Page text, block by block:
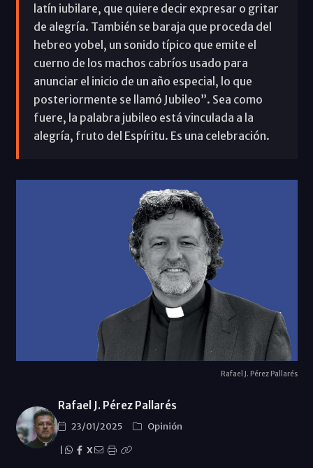
latín iubilare, que quiere decir expresar o gritar
de alegría. También se baraja que proceda del
hebreo yobel, un sonido típico que emite el
cuerno de los machos cabríos usado para
anunciar el inicio de un año especial, lo que
posteriormente se llamó Jubileo”. Sea como
fuere, la palabra jubileo está vinculada a la
alegría, fruto del Espíritu. Es una celebración.
Rafael J. Pérez Pallarés
Rafael J. Pérez Pallarés
23/01/2025
Opinión
X